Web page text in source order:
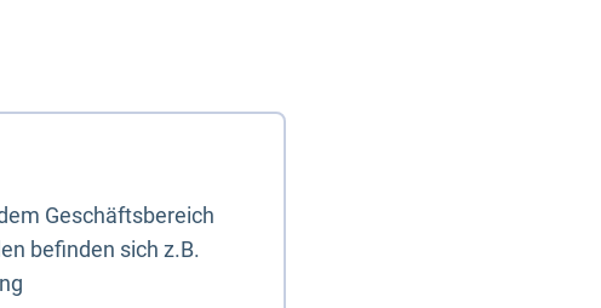
Geschäftsbereich
befinden sich z.B.